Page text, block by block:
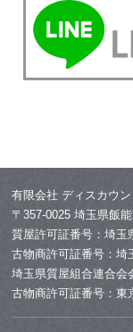
有限会社 ディスカウ
〒357-0025 埼玉県飯
質屋許可証番号：埼
古物商許可証番号：
埼玉県質屋組合連合会
古物商許可証番号：